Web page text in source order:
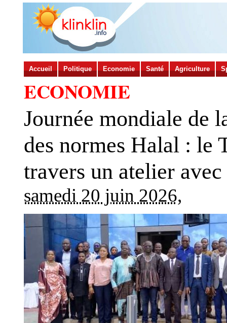
Accueil Politique Economie Santé Agriculture
ECONOMIE
Journée mondiale de
des normes Halal : le
travers un atelier
samedi 20 juin 2026,